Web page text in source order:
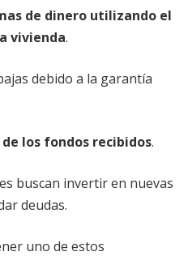
de dinero utilizando el
vivienda.
debido a la garantía
los fondos recibidos.
buscan invertir en nuevas
deudas.
uno de estos